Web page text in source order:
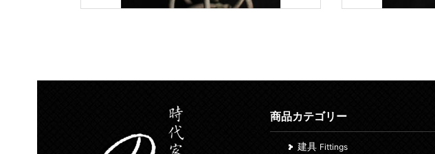
商品カテゴリー
建具 Fittings